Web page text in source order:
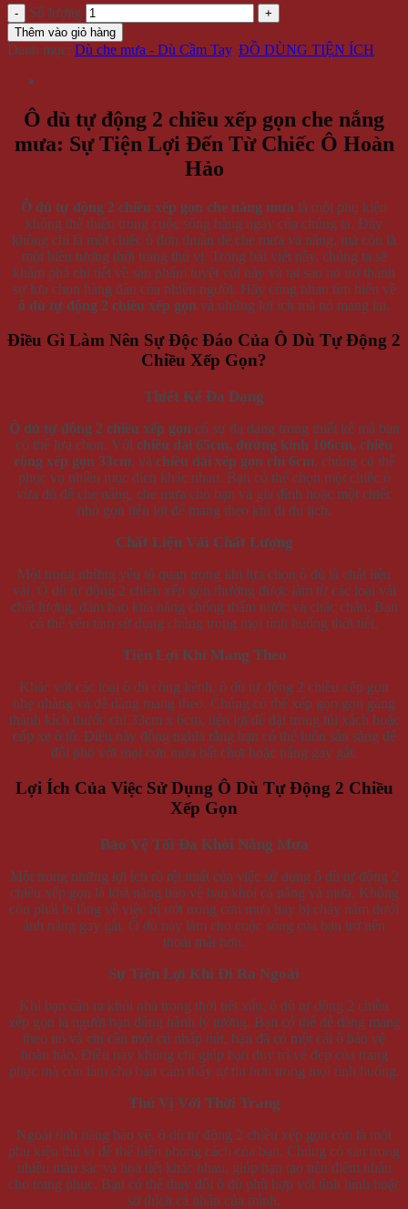
Số lượng
Thêm vào giỏ hàng
Danh mục: Dù che mưa - Dù Cầm Tay, ĐỒ DÙNG TIỆN ÍCH
Ô dù tự động 2 chiều xếp gọn che nắng
mưa: Sự Tiện Lợi Đến Từ Chiếc Ô Hoàn
Hảo
Ô dù tự động 2 chiều xếp gọn che nắng mưa là một phụ kiện
không thể thiếu trong cuộc sống hàng ngày của chúng ta. Đây
không chỉ là một chiếc ô đơn thuần để che mưa và nắng, mà còn là
một biểu tượng thời trang thú vị. Trong bài viết này, chúng ta sẽ
khám phá chi tiết về sản phẩm tuyệt vời này và tại sao nó trở thành
sự lựa chọn hàng đầu của nhiều người. Hãy cùng nhau tìm hiểu về
ô dù tự động 2 chiều xếp gọn và những lợi ích mà nó mang lại.
Điều Gì Làm Nên Sự Độc Đáo Của Ô Dù Tự Động 2
Chiều Xếp Gọn?
Thiết Kế Đa Dạng
Ô dù tự động 2 chiều xếp gọn có sự đa dạng trong thiết kế mà bạn
có thể lựa chọn. Với chiều dài 65cm, đường kính 106cm, chiều
rộng xếp gọn 33cm, và chiều dài xếp gọn chỉ 6cm, chúng có thể
phục vụ nhiều mục đích khác nhau. Bạn có thể chọn một chiếc ô
vừa đủ để che nắng, che mưa cho bạn và gia đình hoặc một chiếc
nhỏ gọn tiện lợi để mang theo khi đi du lịch.
Chất Liệu Vải Chất Lượng
Một trong những yếu tố quan trọng khi lựa chọn ô dù là chất liệu
vải. Ô dù tự động 2 chiều xếp gọn thường được làm từ các loại vải
chất lượng, đảm bảo khả năng chống thấm nước và chắc chắn. Bạn
có thể yên tâm sử dụng chúng trong mọi tình huống thời tiết.
Tiện Lợi Khi Mang Theo
Khác với các loại ô dù cồng kềnh, ô dù tự động 2 chiều xếp gọn
nhẹ nhàng và dễ dàng mang theo. Chúng có thể xếp gọn gọn gàng
thành kích thước chỉ 33cm x 6cm, tiện lợi để đặt trong túi xách hoặc
cốp xe ô tô. Điều này đồng nghĩa rằng bạn có thể luôn sẵn sàng để
đối phó với mọi cơn mưa bất chợt hoặc nắng gay gắt.
Lợi Ích Của Việc Sử Dụng Ô Dù Tự Động 2 Chiều
Xếp Gọn
Bảo Vệ Tối Đa Khỏi Nắng Mưa
Một trong những lợi ích rõ rệt nhất của việc sử dụng ô dù tự động 2
chiều xếp gọn là khả năng bảo vệ bạn khỏi cả nắng và mưa. Không
còn phải lo lắng về việc bị ướt trong cơn mưa hay bị cháy nám dưới
ánh nắng gay gắt. Ô dù này làm cho cuộc sống của bạn trở nên
thoải mái hơn.
Sự Tiện Lợi Khi Đi Ra Ngoài
Khi bạn cần ra khỏi nhà trong thời tiết xấu, ô dù tự động 2 chiều
xếp gọn là người bạn đồng hành lý tưởng. Bạn có thể dễ dàng mang
theo nó và chỉ cần một cú nhấp nút, bạn đã có một cái ô bảo vệ
hoàn hảo. Điều này không chỉ giúp bạn duy trì vẻ đẹp của trang
phục mà còn làm cho bạn cảm thấy tự tin hơn trong mọi tình huống.
Thú Vị Với Thời Trang
Ngoài tính năng bảo vệ, ô dù tự động 2 chiều xếp gọn còn là một
phụ kiện thú vị để thể hiện phong cách của bạn. Chúng có sẵn trong
nhiều màu sắc và họa tiết khác nhau, giúp bạn tạo nên điểm nhấn
cho trang phục. Bạn có thể thay đổi ô dù phù hợp với tình hình hoặc
sở thích cá nhân của mình.